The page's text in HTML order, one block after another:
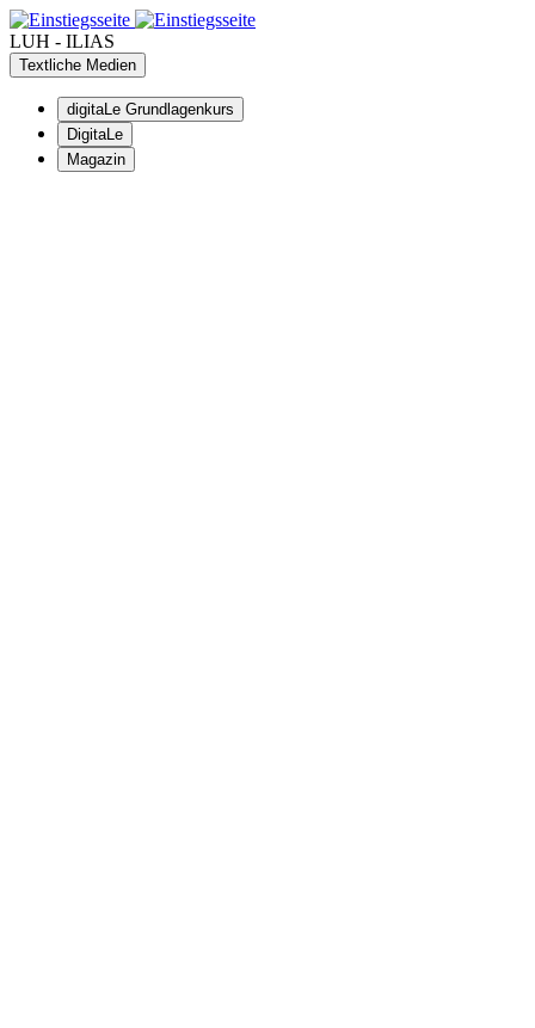
LUH - ILIAS
Textliche Medien
digitaLe Grundlagenkurs
DigitaLe
Magazin